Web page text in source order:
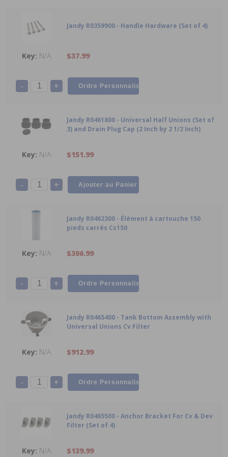
Jandy R0359900 - Handle Hardware (Set of 4)
N/A $37.99
- +
Jandy R0461800 - Universal Half Unions (Set of
3) and Drain Plug Cap (2 Inch by 2 1/2 Inch)
N/A $151.99
- +
Jandy R0462300 - Élément à cartouche 150
pieds carrés Cs150
N/A $306.99
- +
Jandy R0465400 - Tank Bottom Assembly with
Universal Unions Cv Filter
N/A $912.99
- +
Jandy R0465500 - Anchor Bracket For Cv & Dev
Filter (Set of 4)
N/A $139.99